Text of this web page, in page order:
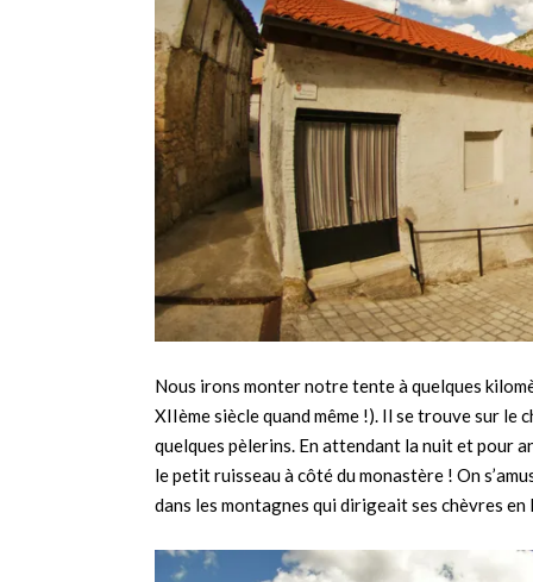
Nous irons monter notre tente à quelques
XIIème siècle quand même !). Il se trouve sur le
quelques pèlerins. En attendant la nuit et pour
le petit ruisseau à côté du monastère ! On
dans les montagnes qui dirigeait ses chèvres